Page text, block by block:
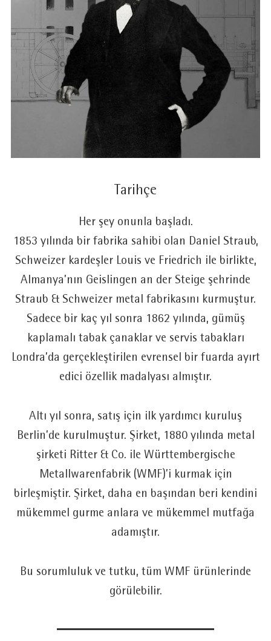
Tarihçe
Her şey onunla başladı.
1853 yılında bir fabrika sahibi olan Daniel Straub,
Schweizer kardeşler Louis ve Friedrich ile birlikte,
Almanya’nın Geislingen an der Steige şehrinde
Straub & Schweizer metal fabrikasını kurmuştur.
Sadece bir kaç yıl sonra 1862 yılında, gümüş
kaplamalı tabak çanaklar ve servis tabakları
Londra’da gerçekleştirilen evrensel bir fuarda ayırt
edici özellik madalyası almıştır.
Altı yıl sonra, satış için ilk yardımcı kuruluş
Berlin’de kurulmuştur. Şirket, 1880 yılında metal
şirketi Ritter & Co. ile Württembergische
Metallwarenfabrik (WMF)’i kurmak için
birleşmiştir. Şirket, daha en başından beri kendini
mükemmel gurme anlara ve mükemmel mutfağa
adamıştır.
Bu sorumluluk ve tutku, tüm WMF ürünlerinde
görülebilir.